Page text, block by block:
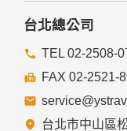
四、網站對外的相關
提供的連結，點選進
的隱私權保護政策
策。
五、與第三人共用
台北總公司
TEL 02-2508-
FAX 02-2521-
台北市中山區